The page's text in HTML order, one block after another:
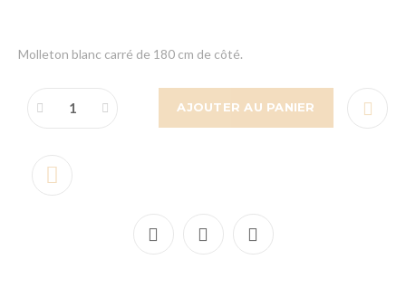
Molleton blanc carré de 180 cm de côté.
AJOUTER AU PANIER